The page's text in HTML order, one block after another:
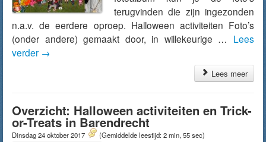
terugvinden die zijn ingezonden
n.a.v. de eerdere oproep. Halloween activiteiten Foto’s
(onder andere) gemaakt door, in willekeurige … Lees
verder →
Lees meer
Overzicht: Halloween activiteiten en Trick-
or-Treats in Barendrecht
Dinsdag 24 oktober 2017 (Gemiddelde leestijd: 2 min, 55 sec)